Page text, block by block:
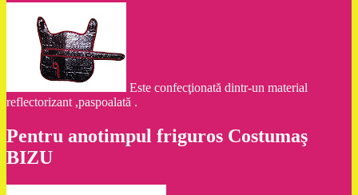
Este confecţionată dintr-un material
reflectorizant ,paspoalată .
Pentru anotimpul friguros Costumaş
BIZU